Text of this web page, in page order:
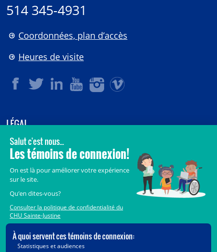
514 345-4931
Coordonnées, plan d’accès
Heures de visite
LÉGAL
© 2006-2026CHU Sainte-Justine.
Tous droits réservés.
Crédits
Accès aux documents des organismes publics